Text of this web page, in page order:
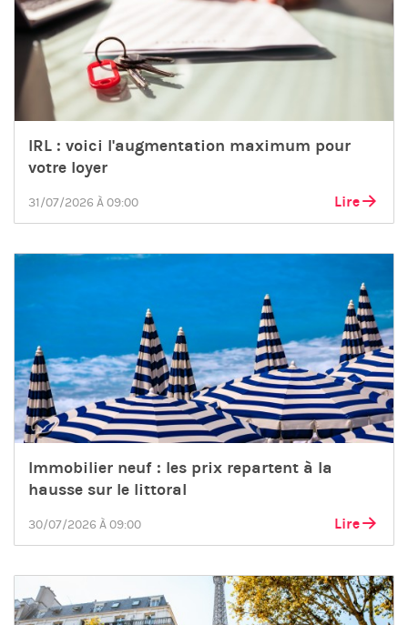
IRL : voici l'augmentation maximum pour
votre loyer
31/07/2026 À 09:00 Lire
Immobilier neuf : les prix repartent à la
hausse sur le littoral
30/07/2026 À 09:00 Lire